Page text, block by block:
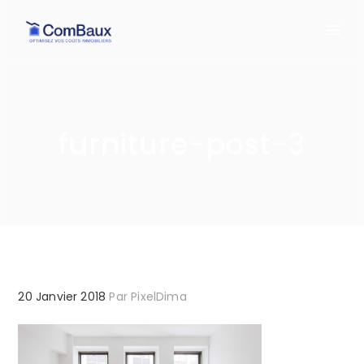
20 Janvier 2018 Par PixelDima